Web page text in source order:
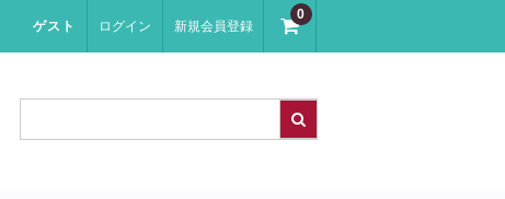
ゲスト ログイン 新規会員登録
0